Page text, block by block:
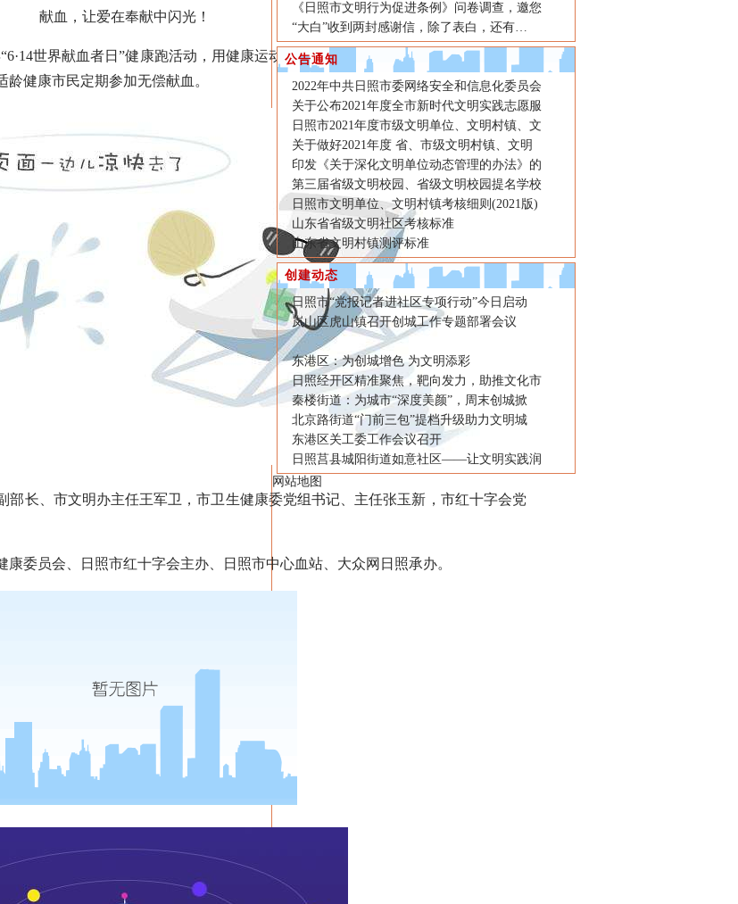
献血，让爱在奉献中闪光！
世界献血者日”健康跑活动，用健康运动的形式庆祝第十九个世界献血者日，进
健康市民定期参加无偿献血。
长、市文明办主任王军卫，市卫生健康委党组书记、主任张玉新，市红十字会党
员会、日照市红十字会主办、日照市中心血站、大众网日照承办。
《日照市文明行为促进条例》问卷调查，邀您
“大白”收到两封感谢信，除了表白，还有…
公告通知
2022年中共日照市委网络安全和信息化委员会
关于公布2021年度全市新时代文明实践志愿服
日照市2021年度市级文明单位、文明村镇、文
关于做好2021年度 省、市级文明村镇、文明
印发《关于深化文明单位动态管理的办法》的
第三届省级文明校园、省级文明校园提名学校
日照市文明单位、文明村镇考核细则(2021版)
山东省省级文明社区考核标准
山东省文明村镇测评标准
创建动态
日照市“党报记者进社区专项行动”今日启动
岚山区虎山镇召开创城工作专题部署会议
东港区：为创城增色 为文明添彩
日照经开区精准聚焦，靶向发力，助推文化市
秦楼街道：为城市“深度美颜”，周末创城掀
北京路街道“门前三包”提档升级助力文明城
东港区关工委工作会议召开
日照莒县城阳街道如意社区——让文明实践润
网站地图